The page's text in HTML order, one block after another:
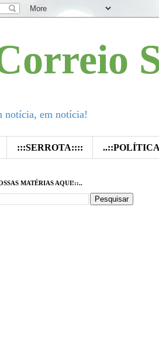
notícia, em notícia!
:::SERROTA::::
MATÉRIAS AQUI!::..